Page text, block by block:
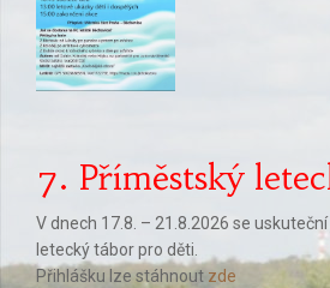
7. Příměstský
V dnech 17.8. – 21.8.2026 se
letecký tábor pro děti.
Přihlášku lze stáhnout zde